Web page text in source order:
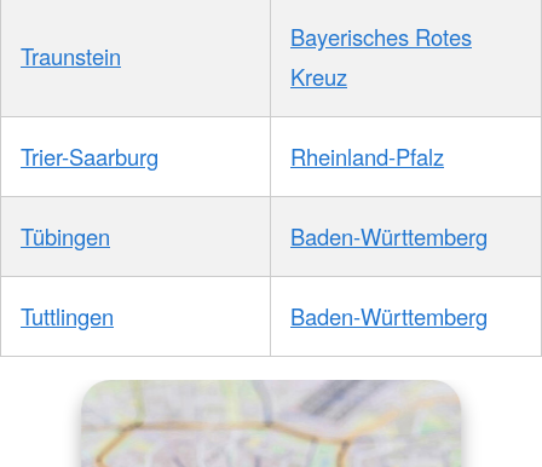
Traunstein
Bayerisches Rotes
Kreuz
Trier-Saarburg Rheinland-Pfalz
Tübingen Baden-Württemberg
Tuttlingen Baden-Württemberg